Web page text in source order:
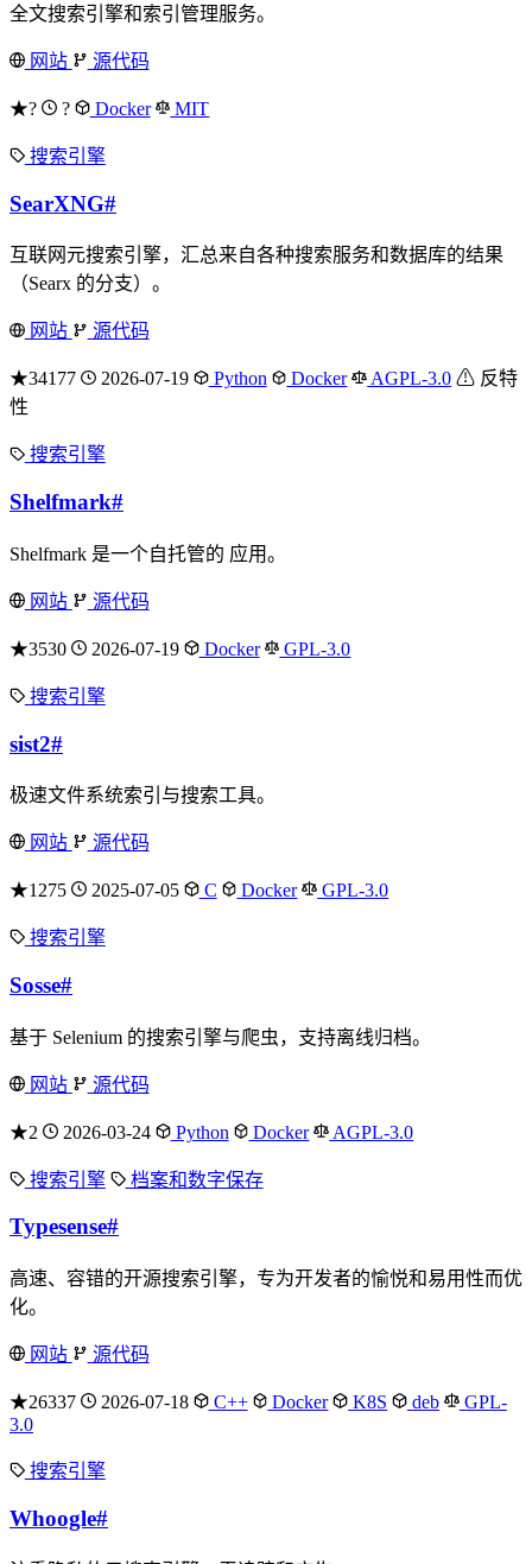
全文搜索引擎和索引管理服务。
网站 源代码
★? ? Docker MIT
搜索引擎
SearXNG#
互联网元搜索引擎，汇总来自各种搜索服务和数据库的结果
（Searx 的分支）。
网站 源代码
★34177 2026-07-19 Python Docker AGPL-3.0 ⚠ 反特
性
搜索引擎
Shelfmark#
Shelfmark 是一个自托管的 应用。
网站 源代码
★3530 2026-07-19 Docker GPL-3.0
搜索引擎
sist2#
极速文件系统索引与搜索工具。
网站 源代码
★1275 2025-07-05 C Docker GPL-3.0
搜索引擎
Sosse#
基于 Selenium 的搜索引擎与爬虫，支持离线归档。
网站 源代码
★2 2026-03-24 Python Docker AGPL-3.0
搜索引擎 档案和数字保存
Typesense#
高速、容错的开源搜索引擎，专为开发者的愉悦和易用性而优
化。
网站 源代码
★26337 2026-07-18 C++ Docker K8S deb
GPL-
3.0
搜索引擎
Whoogle#